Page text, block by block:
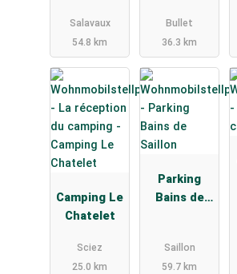
Salavaux
54.8 km
Bullet
36.3 km
Camping Le
Chatelet
Sciez
25.0 km
Parking
Bains de
Saillon
59.7 km